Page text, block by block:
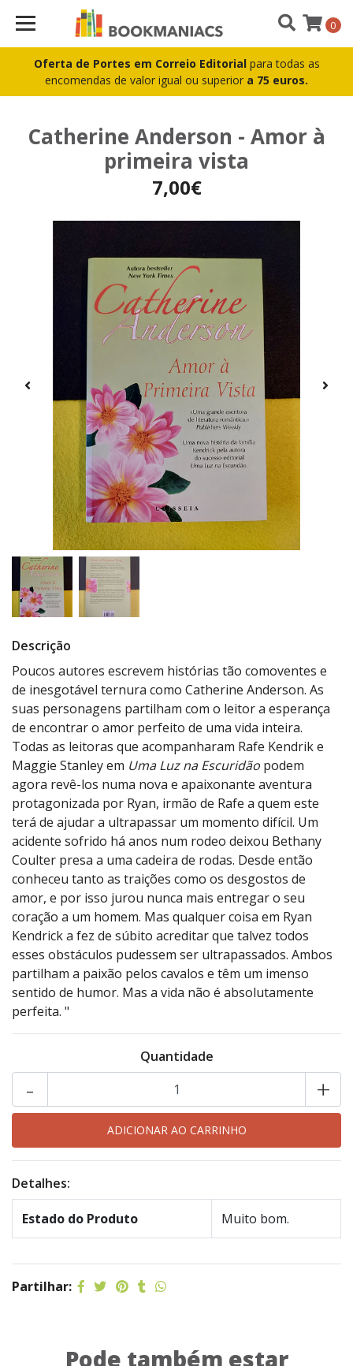
Oferta de Portes em Correio Editorial para todas as
encomendas de valor igual ou superior a 75 euros.
0
Catherine Anderson - Amor à
primeira vista
7,00€
Descrição
Poucos autores escrevem histórias tão comoventes e
de inesgotável ternura como Catherine Anderson. As
suas personagens partilham com o leitor a esperança
de encontrar o amor perfeito de uma vida inteira.
Todas as leitoras que acompanharam Rafe Kendrik e
Maggie Stanley em Uma Luz na Escuridão podem
agora revê-los numa nova e apaixonante aventura
protagonizada por Ryan, irmão de Rafe a quem este
terá de ajudar a ultrapassar um momento difícil. Um
acidente sofrido há anos num rodeo deixou Bethany
Coulter presa a uma cadeira de rodas. Desde então
conheceu tanto as traições como os desgostos de
amor, e por isso jurou nunca mais entregar o seu
coração a um homem. Mas qualquer coisa em Ryan
Kendrick a fez de súbito acreditar que talvez todos
esses obstáculos pudessem ser ultrapassados. Ambos
partilham a paixão pelos cavalos e têm um imenso
sentido de humor. Mas a vida não é absolutamente
perfeita. "
Quantidade
+
-
Detalhes:
Estado do Produto Muito bom.
Partilhar:
Pode também estar